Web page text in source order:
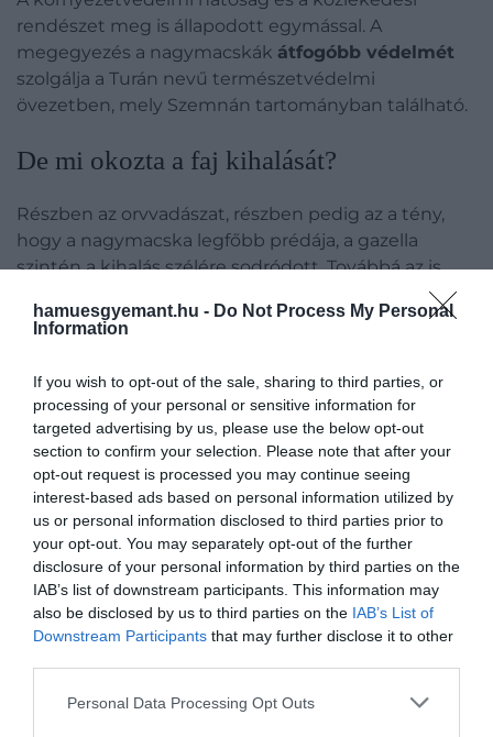
hamuesgyemant.hu - Do Not Process My Personal
Information
If you wish to opt-out of the sale, sharing to third parties, or
processing of your personal or sensitive information for
targeted advertising by us, please use the below opt-out
section to confirm your selection. Please note that after your
opt-out request is processed you may continue seeing
interest-based ads based on personal information utilized by
us or personal information disclosed to third parties prior to
your opt-out. You may separately opt-out of the further
disclosure of your personal information by third parties on the
IAB’s list of downstream participants. This information may
also be disclosed by us to third parties on the IAB’s List of
Downstream Participants that may further disclose it to other
Please note that this website/app uses one or more Google
Personal Data Processing Opt Outs
rendészet meg is állapodott egymással. A
megegyezés a nagymacskák átfogóbb védelmét
szolgálja a Turán nevű természetvédelmi
övezetben, mely Szemnán tartományban található.
​De mi okozta a faj kihalását?
Részben az orvvadászat, részben pedig az a tény,
hogy a nagymacska legfőbb prédája, a gazella
szintén a kihalás szélére sodródott. Továbbá az is
felgyorsította a szomorú eseményeket, hogy az
ázsiai gepárd élőhelye jócskán leszűkült. Ennek
valamint sok esetben a helyiek kutyái végeztek a
gepárdokkal,írjaa Sokszínű vidék.